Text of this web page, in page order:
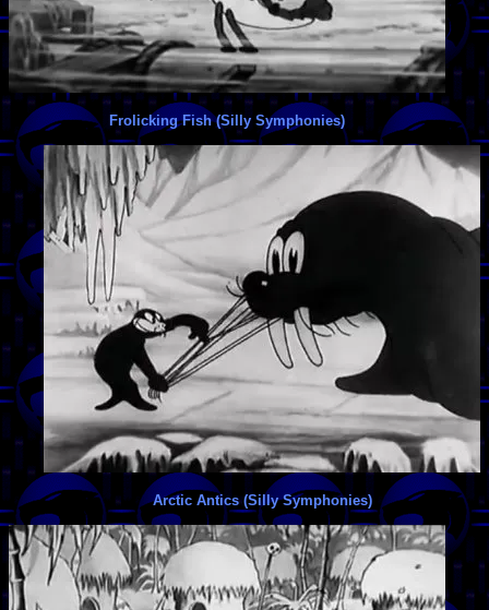
Frolicking Fish (Silly Symphonies)
Arctic Antics (Silly Symphonies)